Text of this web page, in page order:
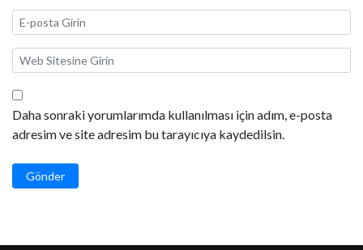
Daha sonraki yorumlarımda kullanılması için adım, e-posta
adresim ve site adresim bu tarayıcıya kaydedilsin.
Gönder